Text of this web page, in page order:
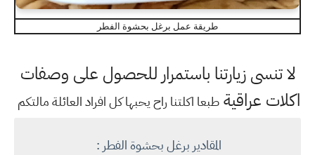
طريقة عمل برغل بحشوة الفطر
لا تنسى زيارتنا باستمرار للحصول على وصفات
اكلات عراقية طبعا اكلتنا راح يحبها كل افراد العائلة مالتكم
المقادير برغل بحشوة الفطر :